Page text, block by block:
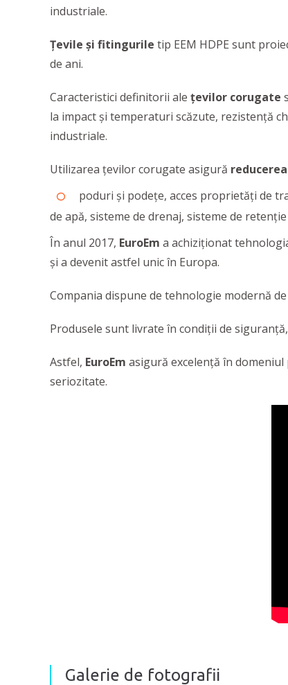
industriale.
Țevile și fitingurile tip EEM HDPE sunt
de ani.
Caracteristici definitorii ale țevilor corugate
la impact și temperaturi scăzute, rezistență
industriale.
Utilizarea țevilor corugate asigură
poduri și podețe, acces proprietăți de
de apă, sisteme de drenaj, sisteme de
În anul 2017, EuroEm a achiziționat
și a devenit astfel unic în Europa.
Compania dispune de tehnologie modernă de
Produsele sunt livrate în condiții de
Astfel, EuroEm asigură excelenţă în domeniul
seriozitate.
Galerie de fotografii